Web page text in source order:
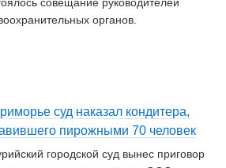
органов.
суд наказал кондитера,
пирожными 70 человек
городской суд вынес приговор